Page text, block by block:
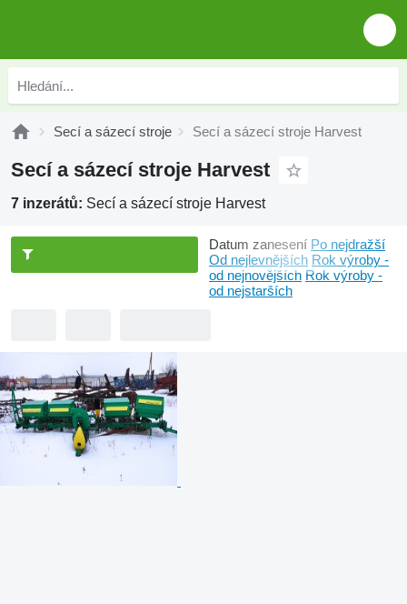
Secí a sázecí stroje Secí a sázecí stroje Harvest
Secí a sázecí stroje Harvest
7 inzerátů: Secí a sázecí stroje Harvest
Datum zanesení Po nejdražší
Od nejlevnějších Rok výroby -
od nejnovějších Rok výroby -
od nejstarších